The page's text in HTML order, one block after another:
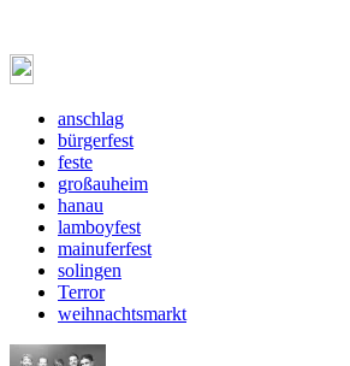
anschlag
bürgerfest
feste
großauheim
hanau
lamboyfest
mainuferfest
solingen
Terror
weihnachtsmarkt